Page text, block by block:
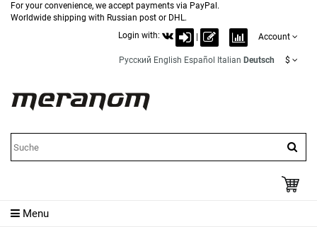
For your convenience, we accept payments via PayPal.
Worldwide shipping with Russian post or DHL.
Login with:
Account
Русский English Español Italian Deutsch $
Menu